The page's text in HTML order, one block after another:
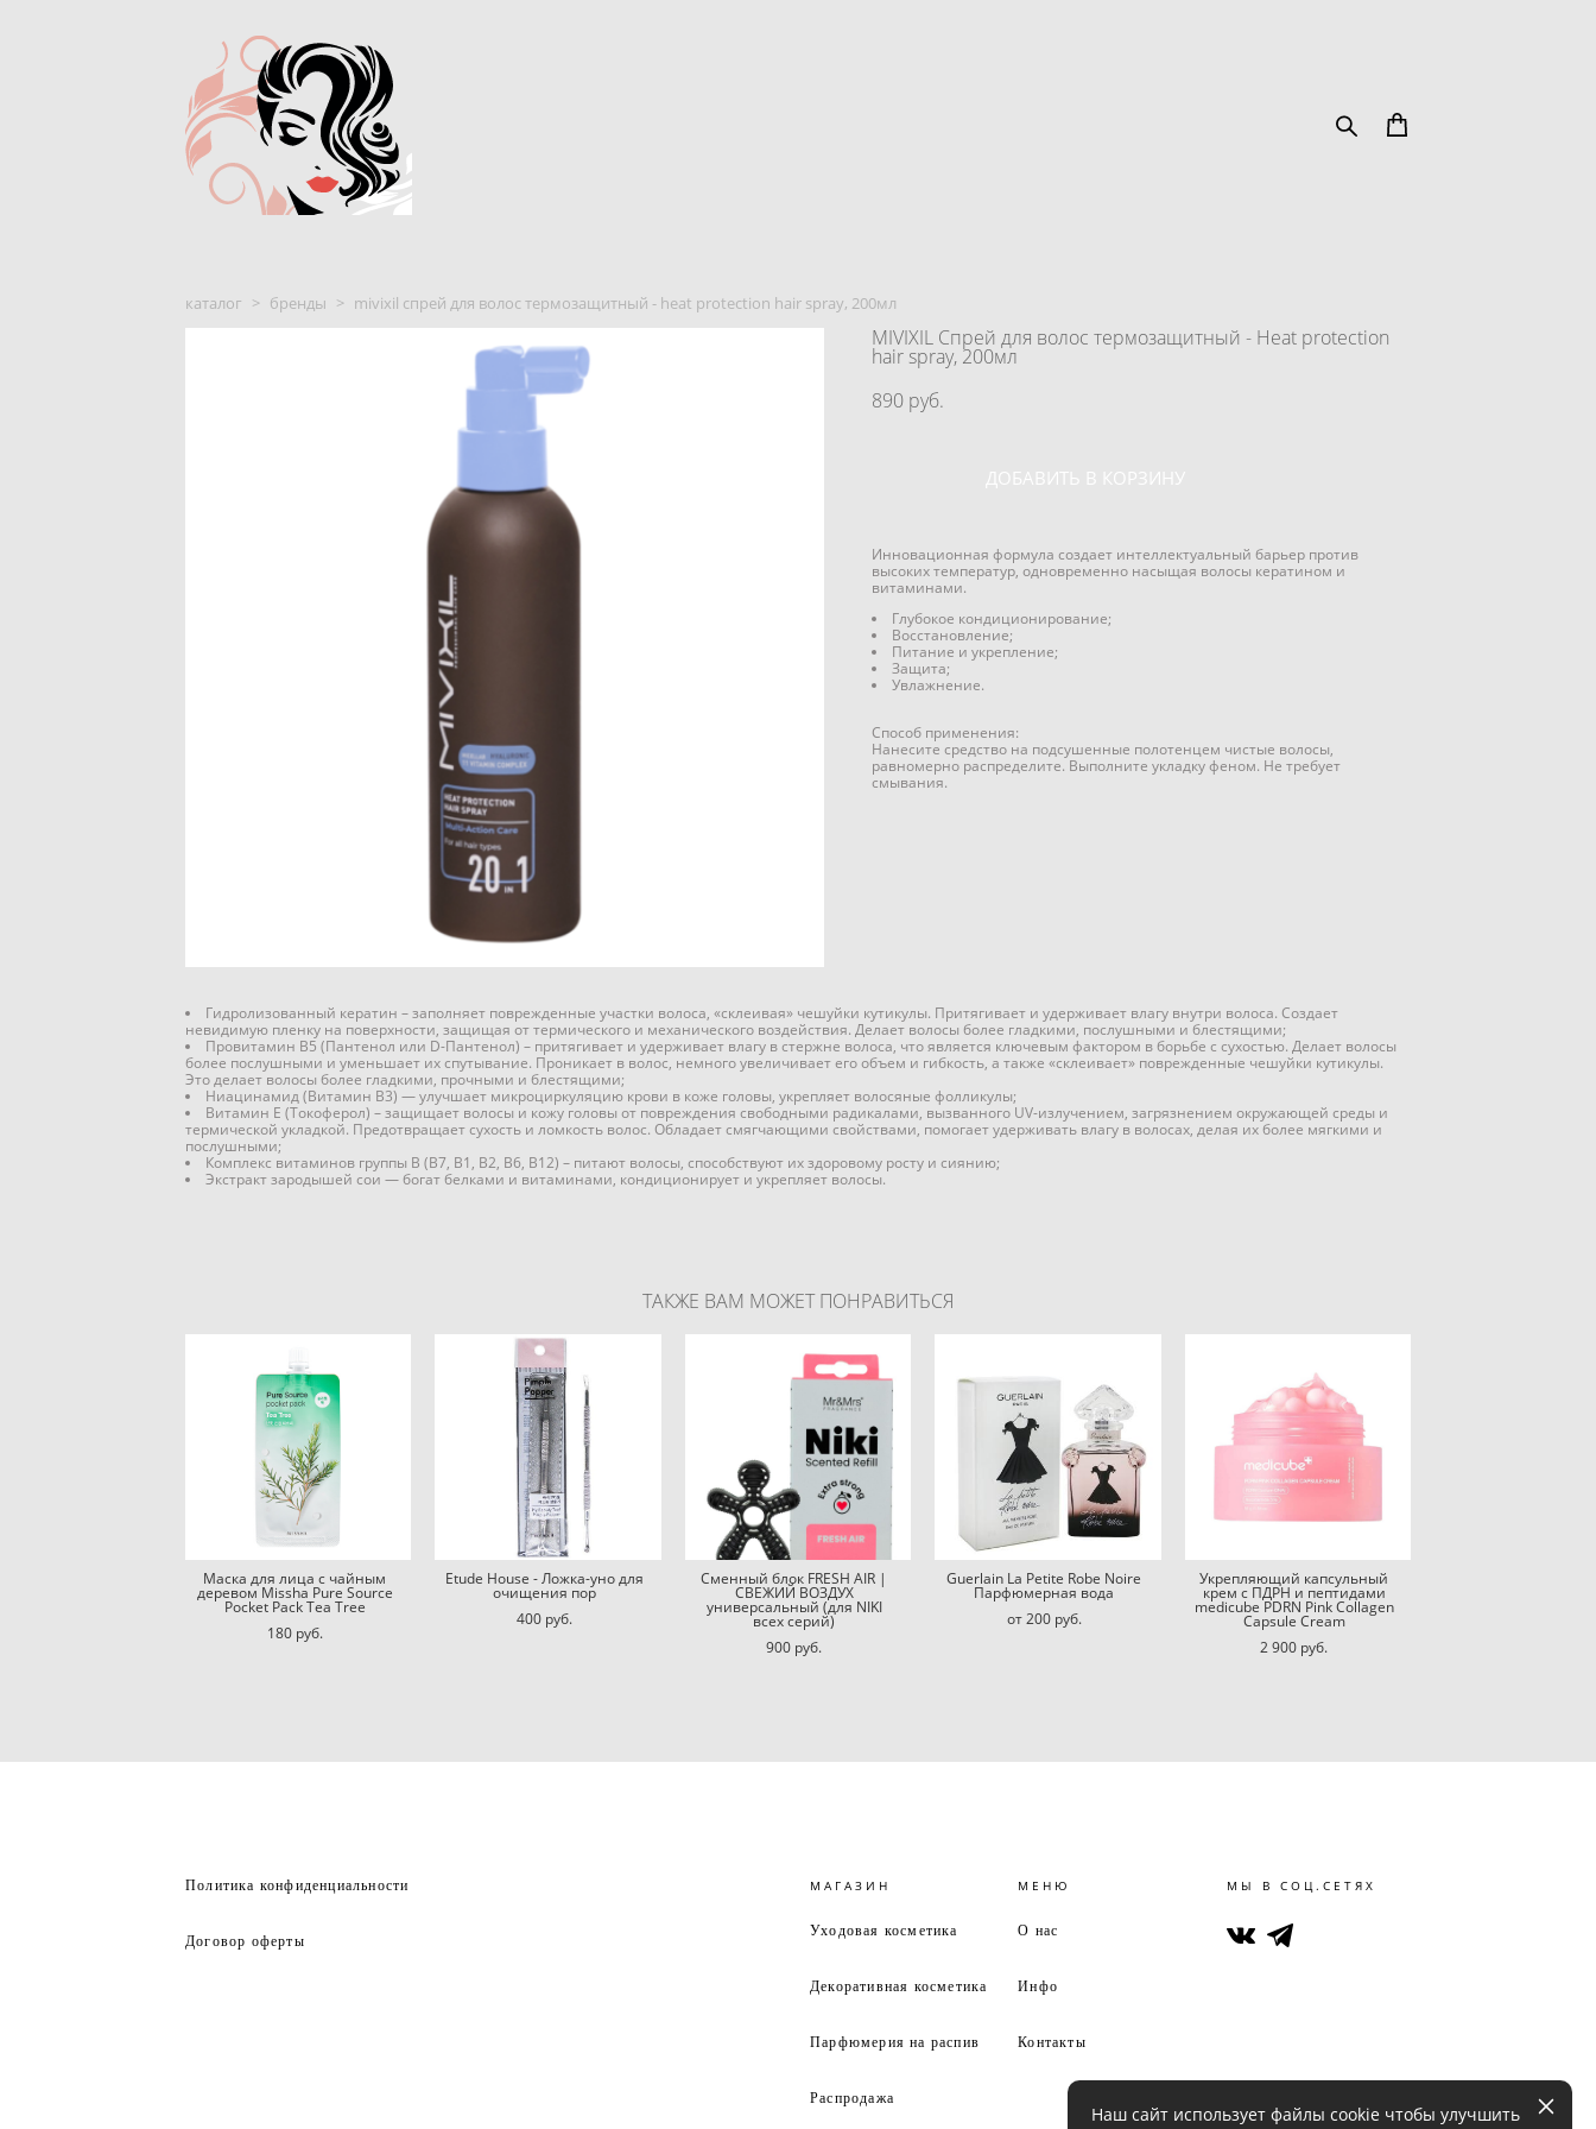
каталог > бренды > mivixil спрей для волос термозащитный - heat рrotection hair spray, 200мл
MIVIXIL Спрей для волос термозащитный - Heat рrotection
hair spray, 200мл
890 pуб.
ДОБАВИТЬ В КОРЗИНУ
Инновационная формула создает интеллектуальный барьер против
высоких температур, одновременно насыщая волосы кератином и
витаминами.
Глубокое кондиционирование;
Восстановление;
Питание и укрепление;
Защита;
Увлажнение.
Способ применения:
Нанесите средство на подсушенные полотенцем чистые волосы,
равномерно распределите. Выполните укладку феном. Не требует
смывания.
Гидролизованный кератин – заполняет поврежденные участки волоса, «склеивая» чешуйки кутикулы. Притягивает и удерживает влагу внутри волоса. Создает
невидимую пленку на поверхности, защищая от термического и механического воздействия. Делает волосы более гладкими, послушными и блестящими;
Провитамин B5 (Пантенол или D-Пантенол) – притягивает и удерживает влагу в стержне волоса, что является ключевым фактором в борьбе с сухостью. Делает волосы
более послушными и уменьшает их спутывание. Проникает в волос, немного увеличивает его объем и гибкость, а также «склеивает» поврежденные чешуйки кутикулы.
Это делает волосы более гладкими, прочными и блестящими;
Ниацинамид (Витамин B3) — улучшает микроциркуляцию крови в коже головы, укрепляет волосяные фолликулы;
Витамин E (Токоферол) – защищает волосы и кожу головы от повреждения свободными радикалами, вызванного UV-излучением, загрязнением окружающей среды и
термической укладкой. Предотвращает сухость и ломкость волос. Обладает смягчающими свойствами, помогает удерживать влагу в волосах, делая их более мягкими и
послушными;
Комплекс витаминов группы B (B7, В1, В2, В6, В12) – питают волосы, способствуют их здоровому росту и сиянию;
Экстракт зародышей сои — богат белками и витаминами, кондиционирует и укрепляет волосы.
ТАКЖЕ ВАМ МОЖЕТ ПОНРАВИТЬСЯ
Маска для лица с чайным
деревом Missha Pure Source
Pocket Pack Tea Tree
180 pуб.
Etude House - Ложка-уно для
очищения пор
400 pуб.
Сменный блок FRESH AIR |
СВЕЖИЙ ВОЗДУХ
универсальный (для NIKI
всех серий)
900 pуб.
Guerlain La Petite Robe Noire
Парфюмерная вода
от 200 pуб.
Укрепляющий капсульный
крем с ПДРН и пептидами
medicube PDRN Pink Collagen
Capsule Cream
2 900 pуб.
Политика конфиденциальности
Договор оферты
МАГАЗИН
Уходовая косметика
Декоративная косметика
Парфюмерия на распив
Распродажа
МЕНЮ
О нас
Инфо
Контакты
МЫ В СОЦ.СЕТЯХ
Наш сайт использует файлы cookie чтобы улучшить